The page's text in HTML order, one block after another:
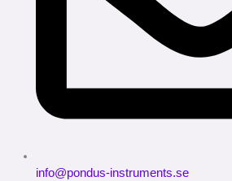
info@pondus-instruments.se